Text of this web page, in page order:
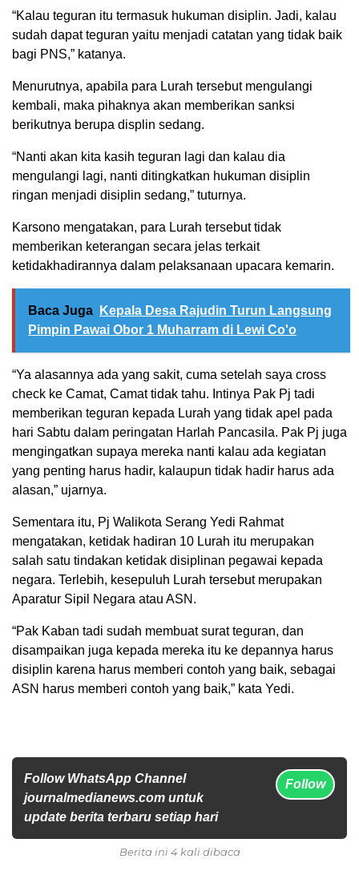
“Kalau teguran itu termasuk hukuman disiplin. Jadi, kalau
sudah dapat teguran yaitu menjadi catatan yang tidak baik
bagi PNS,” katanya.
Menurutnya, apabila para Lurah tersebut mengulangi
kembali, maka pihaknya akan memberikan sanksi
berikutnya berupa displin sedang.
“Nanti akan kita kasih teguran lagi dan kalau dia
mengulangi lagi, nanti ditingkatkan hukuman disiplin
ringan menjadi disiplin sedang,” tuturnya.
Karsono mengatakan, para Lurah tersebut tidak
memberikan keterangan secara jelas terkait
ketidakhadirannya dalam pelaksanaan upacara kemarin.
Baca Juga
Kepala Desa Rajudin Turun Langsung
Pimpin Pawai Obor 1 Muharram di Lewi Co'o
“Ya alasannya ada yang sakit, cuma setelah saya cross
check ke Camat, Camat tidak tahu. Intinya Pak Pj tadi
memberikan teguran kepada Lurah yang tidak apel pada
hari Sabtu dalam peringatan Harlah Pancasila. Pak Pj juga
mengingatkan supaya mereka nanti kalau ada kegiatan
yang penting harus hadir, kalaupun tidak hadir harus ada
alasan,” ujarnya.
Sementara itu, Pj Walikota Serang Yedi Rahmat
mengatakan, ketidak hadiran 10 Lurah itu merupakan
salah satu tindakan ketidak disiplinan pegawai kepada
negara. Terlebih, kesepuluh Lurah tersebut merupakan
Aparatur Sipil Negara atau ASN.
“Pak Kaban tadi sudah membuat surat teguran, dan
disampaikan juga kepada mereka itu ke depannya harus
disiplin karena harus memberi contoh yang baik, sebagai
ASN harus memberi contoh yang baik,” kata Yedi.
Follow WhatsApp Channel
journalmedianews.com untuk
update berita terbaru setiap hari
Follow
Berita ini 4 kali dibaca